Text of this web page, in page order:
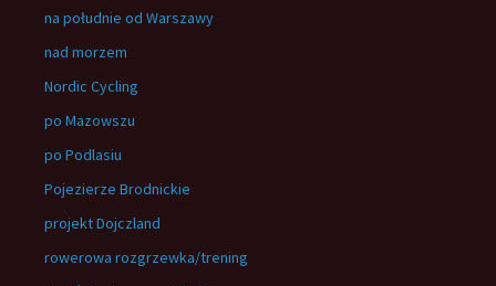
na południe od Warszawy
nad morzem
Nordic Cycling
po Mazowszu
po Podlasiu
Pojezierze Brodnickie
projekt Dojczland
rowerowa rozgrzewka/trening